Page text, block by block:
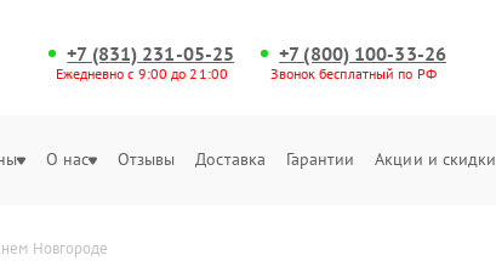
+7 (831) 231-05-25
Ежедневно с 9:00 до 21:00
+7 (800) 100-33-26
Звонок бесплатный по РФ
О нас Отзывы Доставка Гарантии Акции и скидки
Новгороде